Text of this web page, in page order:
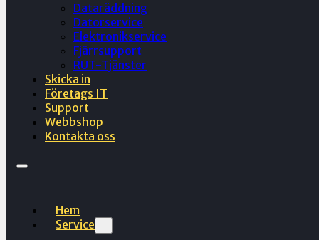
Dataräddning
Datorservice
Elektronikservice
Fjärrsupport
RUT-Tjänster
Skicka in
Företags IT
Support
Webbshop
Kontakta oss
Hem
Service